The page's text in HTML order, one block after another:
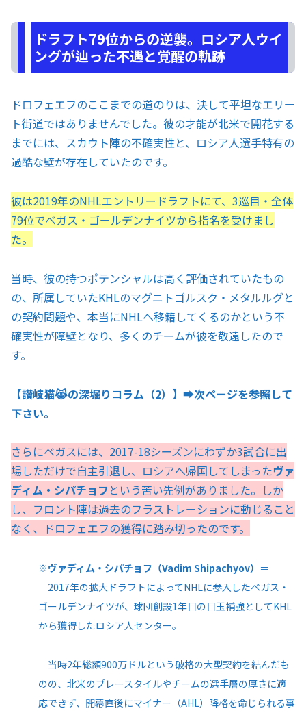
ドラフト79位からの逆襲。ロシア人ウイ
ングが辿った不遇と覚醒の軌跡
ドロフェエフのここまでの道のりは、決して平坦なエリー
ト街道ではありませんでした。彼の才能が北米で開花する
までには、スカウト陣の不確実性と、ロシア人選手特有の
過酷な壁が存在していたのです。
彼は2019年のNHLエントリードラフトにて、3巡目・全体
79位でベガス・ゴールデンナイツから指名を受けまし
た。
当時、彼の持つポテンシャルは高く評価されていたもの
の、所属していたKHLのマグニトゴルスク・メタルルグと
の契約問題や、本当にNHLへ移籍してくるのかという不
確実性が障壁となり、多くのチームが彼を敬遠したので
す。
【讃岐猫😹の深堀りコラム（2）】➡️次ページを参照して
下さい。
さらにベガスには、2017-18シーズンにわずか3試合に出
場しただけで自主引退し、ロシアへ帰国してしまったヴァ
ディム・シパチョフ という苦い先例がありました。しか
し、フロント陣は過去のフラストレーションに動じること
なく、ドロフェエフの獲得に踏み切ったのです。
※ヴァディム・シパチョフ（Vadim Shipachyov） ＝
2017年の拡大ドラフトによってNHLに参入したベガス・
ゴールデンナイツが、球団創設1年目の目玉補強としてKHL
から獲得したロシア人センター。
当時2年総額900万ドルという破格の大型契約を結んだも
のの、北米のプレースタイルやチームの選手層の厚さに適
応できず、開幕直後にマイナー（AHL）降格を命じられる事